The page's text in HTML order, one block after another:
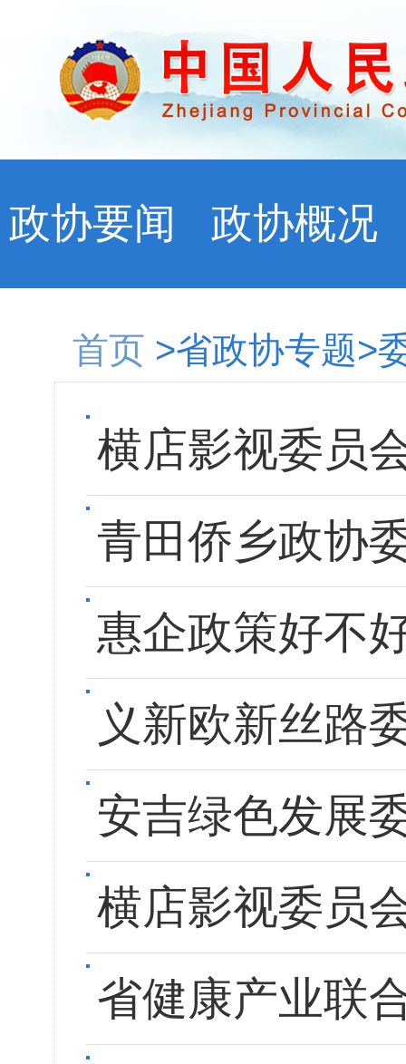
政协要闻 政协概况
首页 >省政协专题>
横店影视委员
青田侨乡政协
惠企政策好不
义新欧新丝路
安吉绿色发展
横店影视委员
省健康产业联